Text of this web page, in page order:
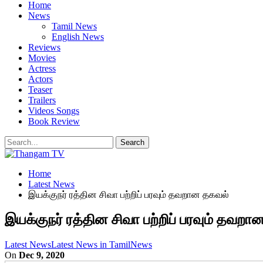
Home
News
Tamil News
English News
Reviews
Movies
Actress
Actors
Teaser
Trailers
Videos Songs
Book Review
Home
Latest News
இயக்குநர் ரத்தின சிவா பற்றிப் பரவும் தவறான தகவல்
இயக்குநர் ரத்தின சிவா பற்றிப் பரவும்
Latest NewsLatest News in TamilNews
On Dec 9, 2020